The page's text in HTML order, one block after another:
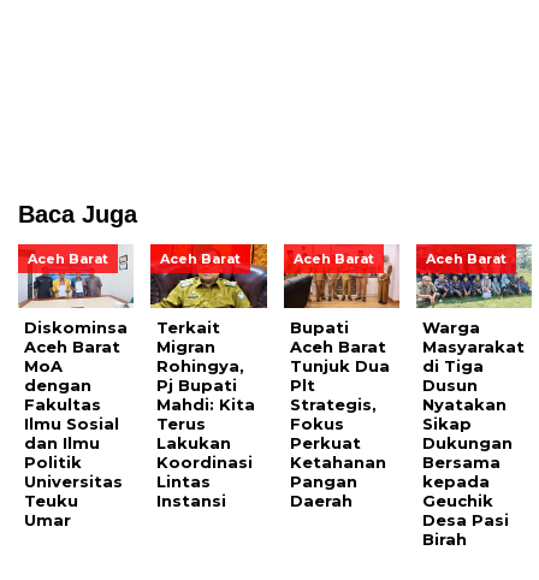
Baca Juga
Aceh Barat
Diskominsa
Aceh Barat
MoA
dengan
Fakultas
Ilmu Sosial
dan Ilmu
Politik
Universitas
Teuku
Umar
Aceh Barat
Terkait
Migran
Rohingya,
Pj Bupati
Mahdi: Kita
Terus
Lakukan
Koordinasi
Lintas
Instansi
Aceh Barat
Bupati
Aceh Barat
Tunjuk Dua
Plt
Strategis,
Fokus
Perkuat
Ketahanan
Pangan
Daerah
Aceh Barat
Warga
Masyarakat
di Tiga
Dusun
Nyatakan
Sikap
Dukungan
Bersama
kepada
Geuchik
Desa Pasi
Birah